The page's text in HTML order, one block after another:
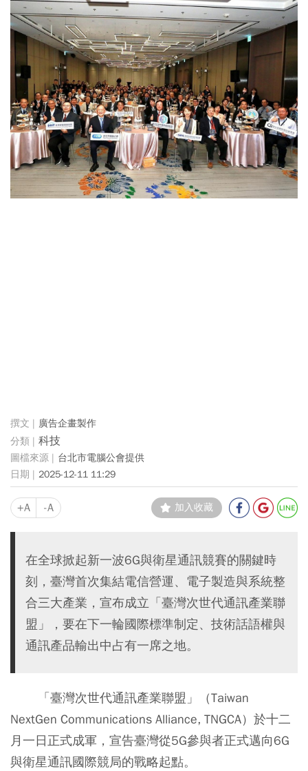
廣告企畫製作
科技
台北市電腦公會提供
2025-12-11 11:29
+A -A 加入收藏
在全球掀起新一波6G與衛星通訊競賽的關鍵時
刻，臺灣首次集結電信營運、電子製造與系統整
合三大產業，宣布成立「臺灣次世代通訊產業聯
盟」，要在下一輪國際標準制定、技術話語權與
通訊產品輸出中占有一席之地。
「臺灣次世代通訊產業聯盟」（Taiwan
NextGen Communications Alliance, TNGCA）於十二
月一日正式成軍，宣告臺灣從5G參與者正式邁向6G
與衛星通訊國際競局的戰略起點。